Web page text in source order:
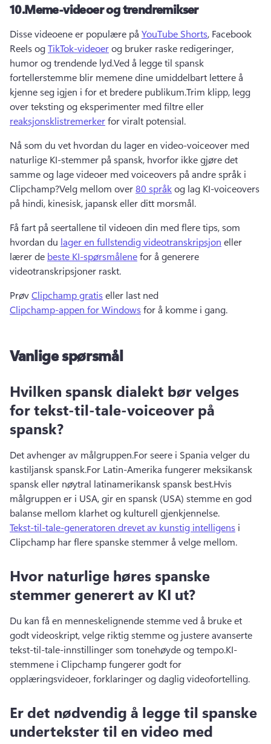
10.Meme-videoer og trendremikser
Disse videoene er populære på YouTube Shorts, Facebook
Reels og TikTok-videoer og bruker raske redigeringer,
humor og trendende lyd.Ved å legge til spansk
fortellerstemme blir memene dine umiddelbart lettere å
kjenne seg igjen i for et bredere publikum.Trim klipp, legg
over teksting og eksperimenter med filtre eller
reaksjonsklistremerker for viralt potensial.
Nå som du vet hvordan du lager en video-voiceover med
naturlige KI-stemmer på spansk, hvorfor ikke gjøre det
samme og lage videoer med voiceovers på andre språk i
Clipchamp?Velg mellom over 80 språk og lag KI-voiceovers
på hindi, kinesisk, japansk eller ditt morsmål.
Få fart på seertallene til videoen din med flere tips, som
hvordan du lager en fullstendig videotranskripsjon eller
lærer de beste KI-spørsmålene for å generere
videotranskripsjoner raskt.
Prøv Clipchamp gratis eller last ned
Clipchamp-appen for Windows for å komme i gang.
Vanlige spørsmål
Hvilken spansk dialekt bør velges
for tekst-til-tale-voiceover på
spansk?
Det avhenger av målgruppen.For seere i Spania velger du
kastiljansk spansk.For Latin-Amerika fungerer meksikansk
spansk eller nøytral latinamerikansk spansk best.Hvis
målgruppen er i USA, gir en spansk (USA) stemme en god
balanse mellom klarhet og kulturell gjenkjennelse.
Tekst-til-tale-generatoren drevet av kunstig intelligens i
Clipchamp har flere spanske stemmer å velge mellom.
Hvor naturlige høres spanske
stemmer generert av KI ut?
Du kan få en menneskelignende stemme ved å bruke et
godt videoskript, velge riktig stemme og justere avanserte
tekst-til-tale-innstillinger som tonehøyde og tempo.KI-
stemmene i Clipchamp fungerer godt for
opplæringsvideoer, forklaringer og daglig videofortelling.
Er det nødvendig å legge til spanske
undertekster til en video med